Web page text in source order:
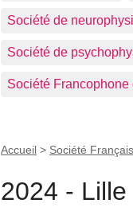
Société de
Société de
Société
Accueil > Société
2024 - Lille